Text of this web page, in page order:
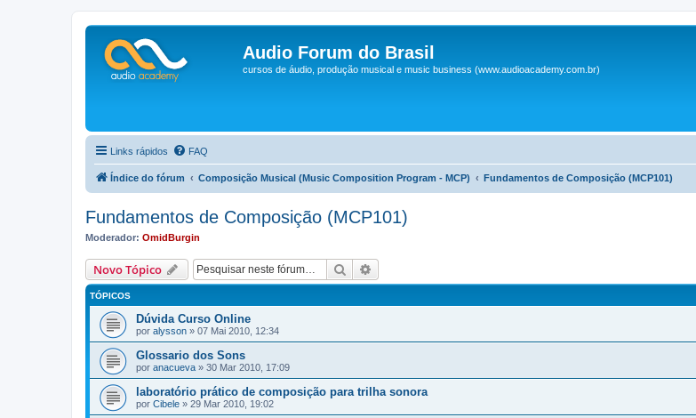
Audio Forum do Brasil
cursos de áudio, produção musical e music business (www.audioacademy.com.br)
Links rápidos FAQ
Índice do fórum Composição Musical (Music Composition Program - MCP) Fundamentos de Composição (MCP101)
Fundamentos de Composição (MCP101)
Moderador: OmidBurgin
Novo Tópico Pesquisar
TÓPICOS
por alysson » 07 Mai 2010, 12:34
Glossario dos Sons
por anacueva » 30 Mar 2010, 17:09
laboratório prático de composição para trilha sonora
por Cibele » 29 Mar 2010, 19:02